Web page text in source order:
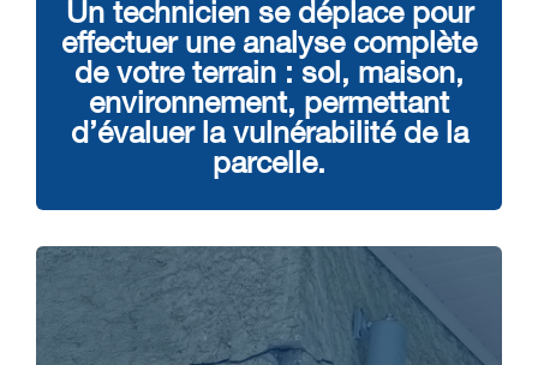
Un technicien se déplace pour
effectuer une analyse complète
de votre terrain : sol, maison,
environnement, permettant
d’évaluer la vulnérabilité de la
parcelle.